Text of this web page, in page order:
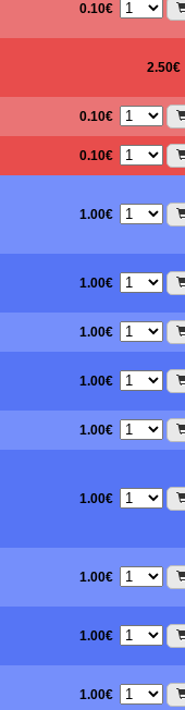
0.10€
2.50€
0.10€
0.10€
1.00€
1.00€
1.00€
1.00€
1.00€
1.00€
1.00€
1.00€
1.00€